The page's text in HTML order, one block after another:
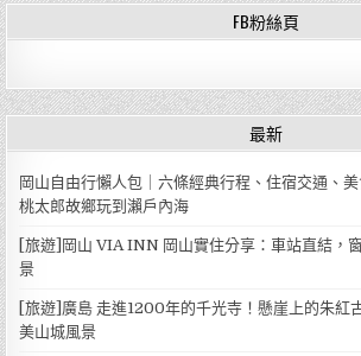
FB粉絲頁
最新
岡山自由行懶人包｜六條經典行程、住宿交通、
桃太郎故鄉玩到瀨戶內海
[旅遊]岡山 VIA INN 岡山實住分享：車站直結，
景
[旅遊]廣島 走進1200年的千光寺！懸崖上的朱紅
美山城風景